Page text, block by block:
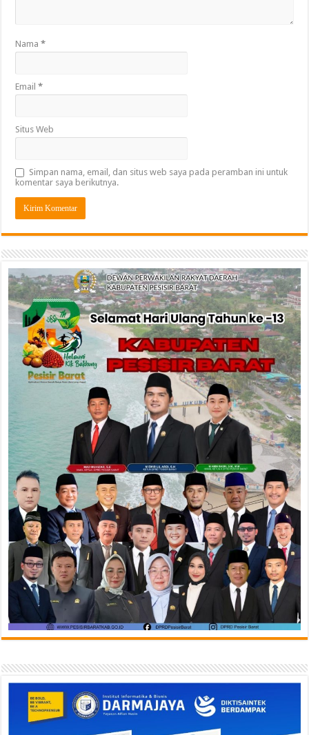
Nama*
Email*
Situs Web
Simpan nama, email, dan situs web saya pada peramban ini untuk
komentar saya berikutnya.